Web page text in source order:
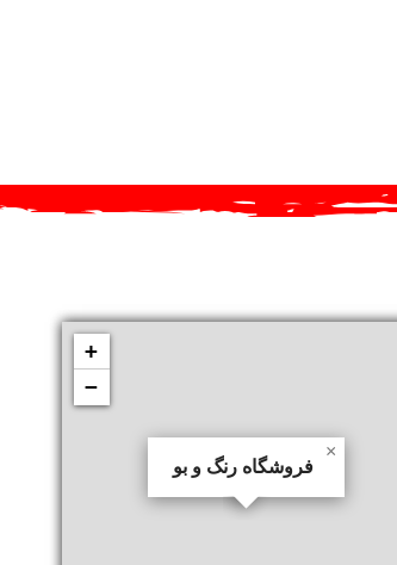
فروشگاه رنگ و بو
×
+
−